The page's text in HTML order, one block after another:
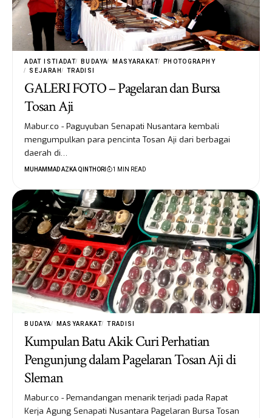
ADAT ISTIADAT BUDAYA MASYARAKAT
PHOTOGRAPHY
SEJARAH
TRADISI
GALERI FOTO – Pagelaran dan Bursa
Tosan Aji
Mabur.co - Paguyuban Senapati Nusantara kembali
mengumpulkan para pencinta Tosan Aji dari berbagai
daerah di…
MUHAMMAD AZKA QINTHORI 1 MIN READ
BUDAYA MASYARAKAT TRADISI
Kumpulan Batu Akik Curi Perhatian
Pengunjung dalam Pagelaran Tosan Aji di
Sleman
Mabur.co - Pemandangan menarik terjadi pada Rapat
Kerja Agung Senapati Nusantara Pagelaran Bursa Tosan